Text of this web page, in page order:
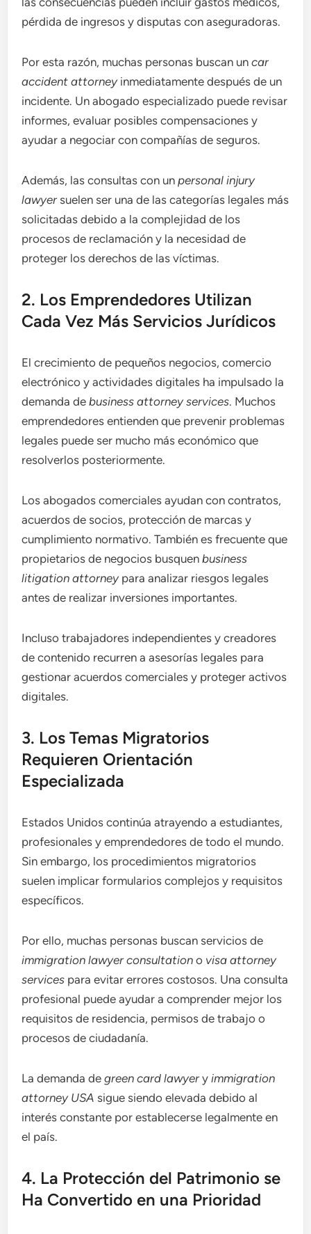
pérdida de ingresos y disputas con aseguradoras.
Por esta razón, muchas personas buscan uncar
accident attorneyinmediatamente después de un
incidente. Un abogado especializado puede revisar
informes, evaluar posibles compensaciones y
ayudar a negociar con compañías de seguros.
Además, las consultas con unpersonal injury
lawyer suelen ser una de las categorías legales más
solicitadas debido a la complejidad de los
procesos de reclamación y la necesidad de
proteger los derechos de las víctimas.
2. Los Emprendedores Utilizan
Cada Vez Más Servicios Jurídicos
El crecimiento de pequeños negocios, comercio
electrónico y actividades digitales ha impulsado la
demanda debusiness attorney services. Muchos
emprendedores entienden que prevenir problemas
legales puede ser mucho más económico que
resolverlos posteriormente.
Los abogados comerciales ayudan con contratos,
acuerdos de socios, protección de marcas y
cumplimiento normativo. También es frecuente que
propietarios de negocios busquenbusiness
litigation attorneypara analizar riesgos legales
antes de realizar inversiones importantes.
Incluso trabajadores independientes y creadores
de contenido recurren a asesorías legales para
gestionar acuerdos comerciales y proteger activos
digitales.
3. Los Temas Migratorios
Requieren Orientación
Especializada
Estados Unidos continúa atrayendo a estudiantes,
profesionales y emprendedores de todo el mundo.
Sin embargo, los procedimientos migratorios
suelen implicar formularios complejos y requisitos
específicos.
Por ello, muchas personas buscan servicios de
immigration lawyer consultation o visa attorney
services para evitar errores costosos. Una consulta
profesional puede ayudar a comprender mejor los
requisitos de residencia, permisos de trabajo o
procesos de ciudadanía.
La demanda degreen card lawyer yimmigration
attorney USA sigue siendo elevada debido al
interés constante por establecerse legalmente en
el país.
4. La Protección del Patrimonio se
Ha Convertido en una Prioridad